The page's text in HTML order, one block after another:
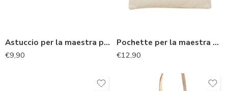
Astuccio per la maestra personalizzata regalo fine anno
€9,90
Pochette per la maestra personalizzata regalo fine anno
€12,90